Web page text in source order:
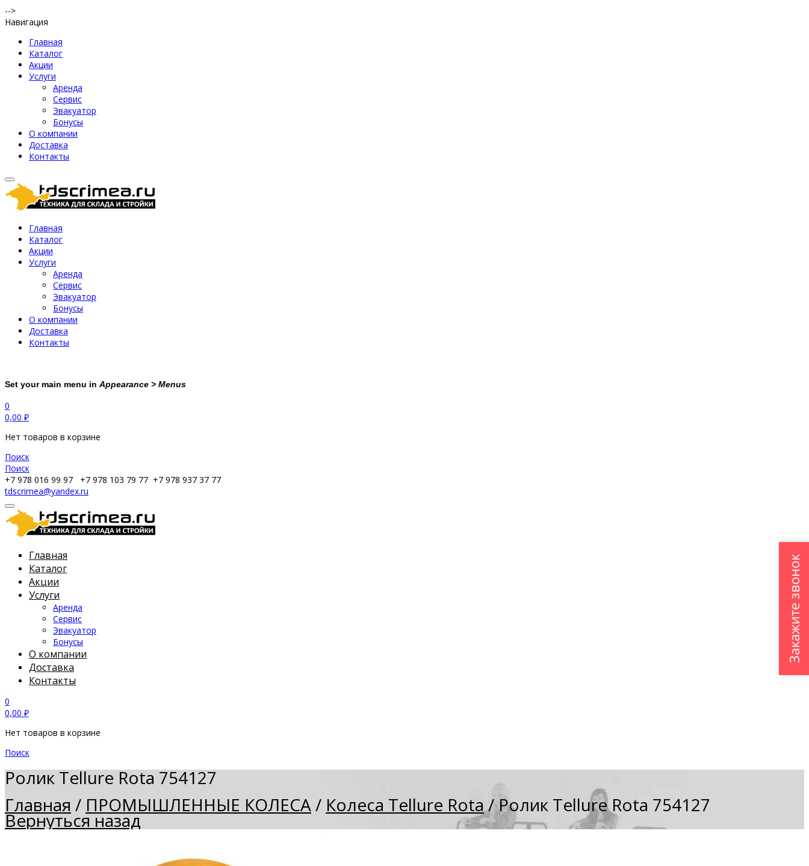
-->
Навигация
Главная
Каталог
Акции
Услуги
Аренда
Сервис
Эвакуатор
Бонусы
О компании
Доставка
Контакты
Главная
Каталог
Акции
Услуги
Аренда
Сервис
Эвакуатор
Бонусы
О компании
Доставка
Контакты
Set your main menu in Appearance > Menus
0
0,00 ₽
Нет товаров в корзине
Поиск
Поиск
+7 978 016 99 97
+7 978 103 79 77 +7 978 937 37 77
tdscrimea@yandex.ru
Главная
Каталог
Акции
Услуги
Аренда
Сервис
Эвакуатор
Бонусы
О компании
Доставка
Контакты
0
0,00 ₽
Нет товаров в корзине
Поиск
Ролик Tellure Rota 754127
Главная / ПРОМЫШЛЕННЫЕ КОЛЕСА/ Колеса Tellure Rota /Ролик Tellure Rota 754127
Вернуться назад
Закажите звонок